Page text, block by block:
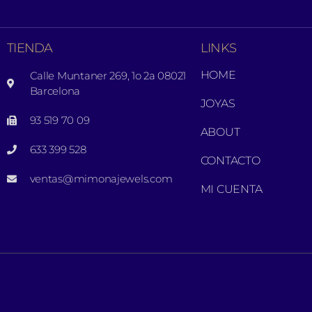
TIENDA
Calle Muntaner 269, 1o 2a 08021
Barcelona
93 519 70 09
633 399 528
ventas@mimonajewels.com
LINKS
HOME
JOYAS
ABOUT
CONTACTO
MI CUENTA